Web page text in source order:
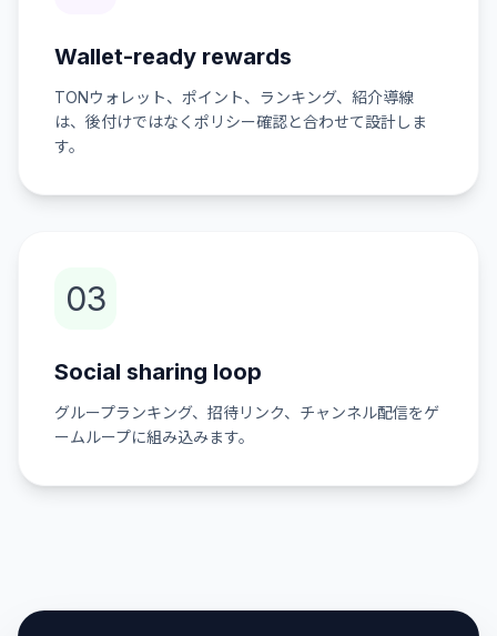
Wallet-ready rewards
TONウォレット、ポイント、ランキング、紹介導線
は、後付けではなくポリシー確認と合わせて設計しま
す。
03
Social sharing loop
グループランキング、招待リンク、チャンネル配信をゲ
ームループに組み込みます。